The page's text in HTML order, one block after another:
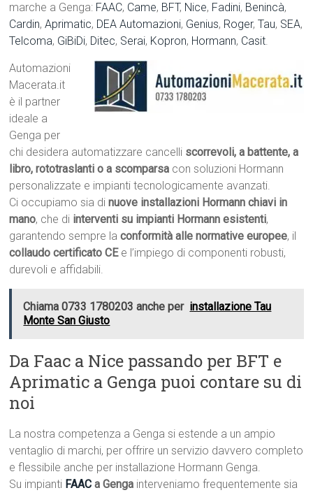
marche a Genga: FAAC, Came, BFT, Nice, Fadini, Benincà,
Cardin,Aprimatic, DEA Automazioni, Genius, Roger,Tau, SEA,
Telcoma, GiBiDi, Ditec, Serai, Kopron, Hormann, Casit.
Automazioni
Macerata.it
è il partner
ideale a
Genga per
chi desidera automatizzare cancelli scorrevoli, a battente, a
libro, rototraslanti o a scomparsa con soluzioni Hormann
personalizzate e impianti tecnologicamente avanzati.
Ci occupiamo sia dinuove installazioni Hormann chiavi in
mano, che di interventi su impianti Hormann esistenti,
garantendo sempre laconformità alle normative europee, il
collaudo certificato CEe l’impiego di componenti robusti,
durevoli e affidabili.
Chiama 0733 1780203 anche per installazione Tau
Monte San Giusto
Da Faac a Nice passando per BFT e
Aprimatic a Genga puoi contare su di
noi
La nostra competenza a Genga si estende a un ampio
ventaglio di marchi, per offrire un servizio davvero completo
e flessibile anche per installazione Hormann Genga.
Su impianti FAAC a Genga interveniamo frequentemente sia